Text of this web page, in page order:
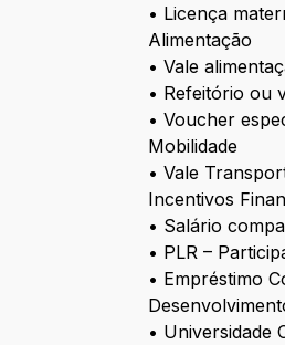
• Licença
Alimentação
• Vale
• Refeitório ou
• Voucher
Mobilidade
• Vale
Incentivos
• Salário
• PLR –
• Empréstimo
• Universidade